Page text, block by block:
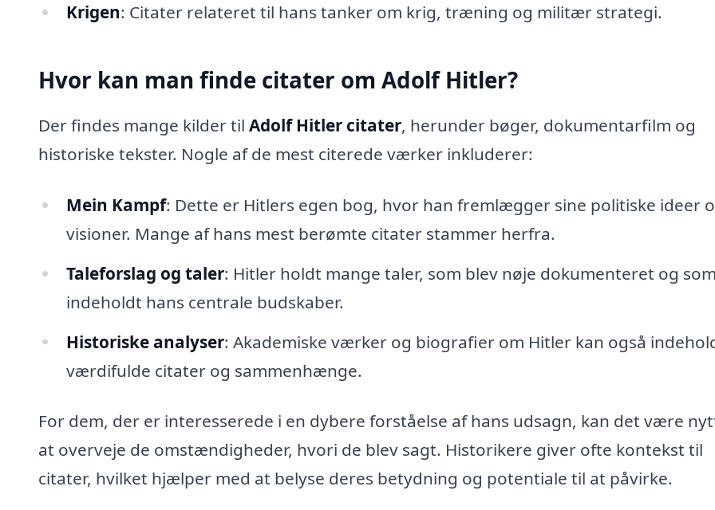
Krigen: Citater relateret til hans tanker om krig, træning og militær strategi.
Hvor kan man finde citater om Adolf Hitler?
Der findes mange kilder til Adolf Hitler citater, herunder bøger, dokumentarfilm og
historiske tekster. Nogle af de mest citerede værker inkluderer:
Mein Kampf: Dette er Hitlers egen bog, hvor han fremlægger sine politiske ideer
visioner. Mange af hans mest berømte citater stammer herfra.
Taleforslag og taler: Hitler holdt mange taler, som blev nøje dokumenteret og som
indeholdt hans centrale budskaber.
Historiske analyser: Akademiske værker og biografier om Hitler kan også
værdifulde citater og sammenhænge.
For dem, der er interesserede i en dybere forståelse af hans udsagn, kan det være
at overveje de omstændigheder, hvori de blev sagt. Historikere giver ofte kontekst til
citater, hvilket hjælper med at belyse deres betydning og potentiale til at påvirke.